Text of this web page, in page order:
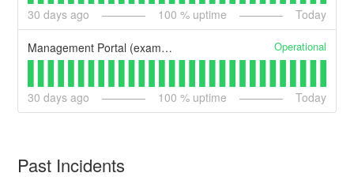
30 days ago 100 % uptime Today
Management Portal (example) Operational
30 days ago 100 % uptime Today
Past Incidents